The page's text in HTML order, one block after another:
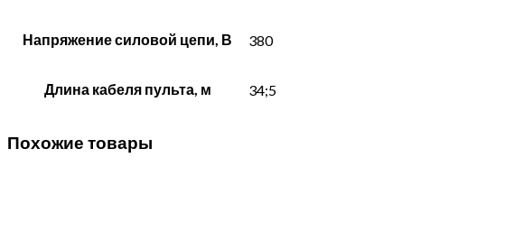
Напряжение силовой цепи, В 380
Длина кабеля пульта, м 34;5
Похожие товары